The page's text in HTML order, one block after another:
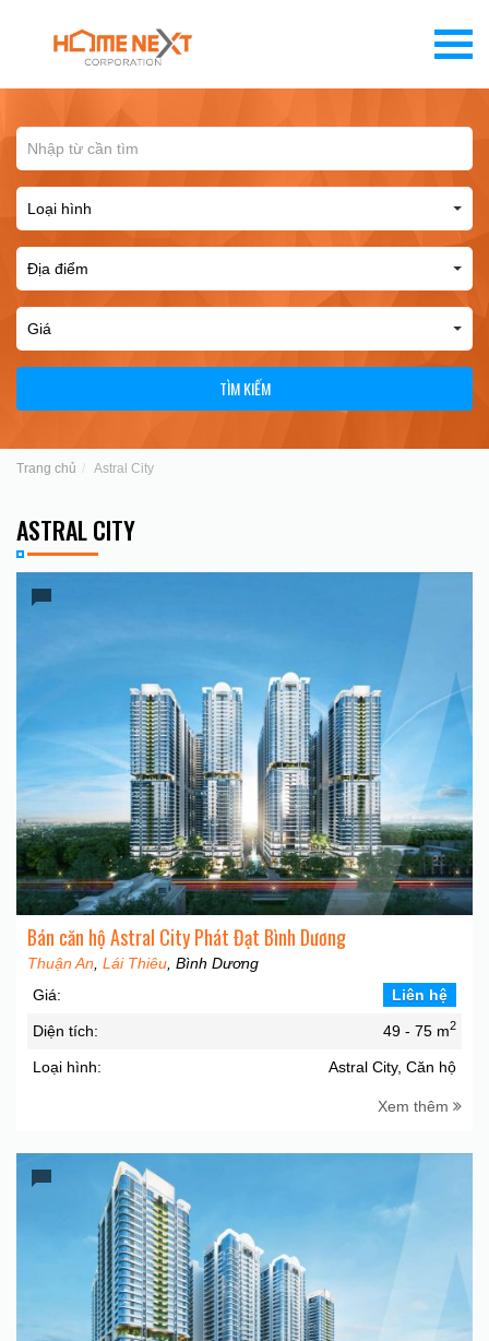
TÌM KIẾM
Trang chủ Astral City
ASTRAL CITY
Bán căn hộ Astral City Phát Đạt Bình Dương
Thuận An Lái Thiêu , Bình Dương
Giá:
Liên hệ
Diện tích: 49 - 75 m2
Loại hình: Astral City, Căn hộ
Xem thêm